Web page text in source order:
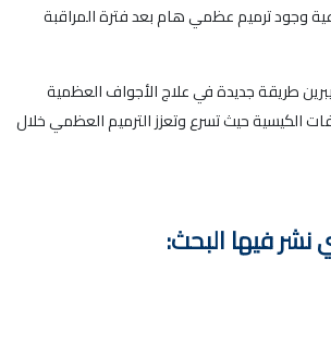
وجود ترميم عظمي هام بعد فترة المراقبة
طريقة جديدة في علاج الأجواف العظمية
الكيسية حيث تسرع وتعزز الترميم العظمي خلال
نشر فيها البحث: